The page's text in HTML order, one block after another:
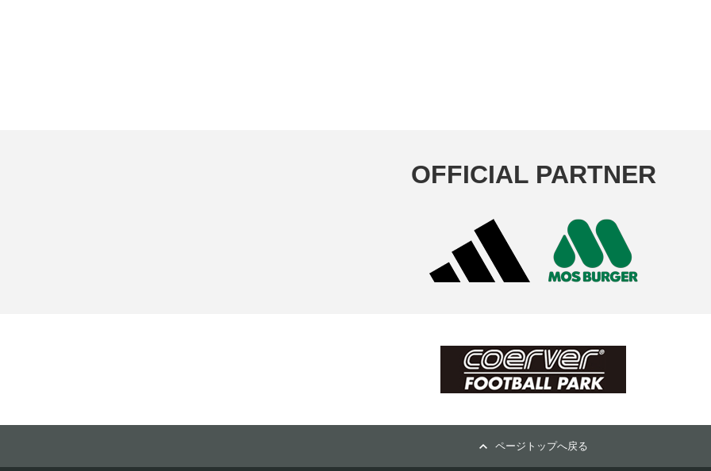
OFFICIAL PARTNER
ページトップへ戻る